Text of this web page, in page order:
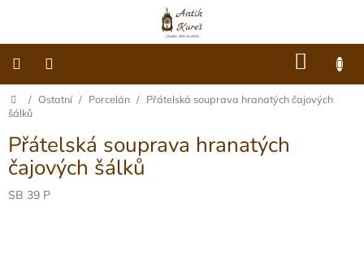
KOŠÍK
nás
Dárkové
poukazy
Šperky
Domů
/ Ostatní / Porcelán / Přátelská souprava hranatých čajových
šálků
Přátelská souprava hranatých
čajových šálků
SB 39 P